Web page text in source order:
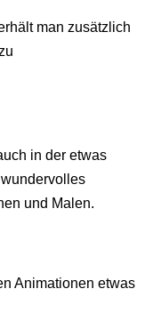
man zusätzlich
in der etwas
und Malen.
Animationen etwas